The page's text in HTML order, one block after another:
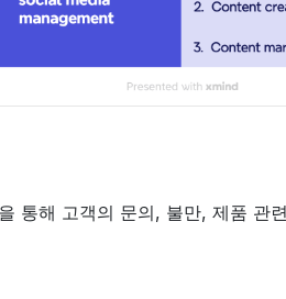
통해 고객의 문의, 불만, 제품 관